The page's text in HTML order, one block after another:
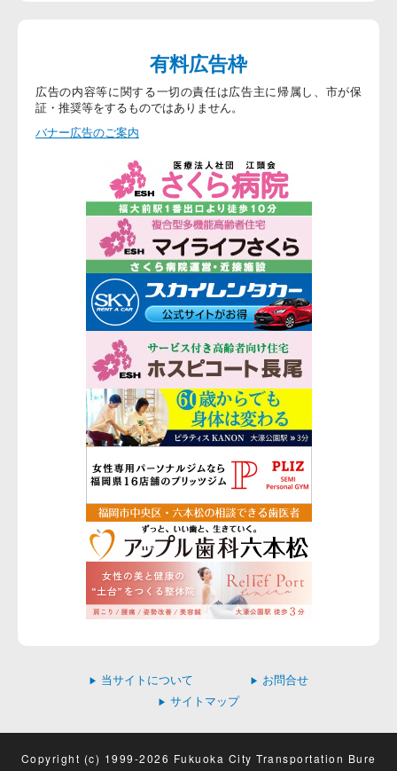
有料広告枠
広告の内容等に関する一切の責任は広告主に帰属し、市が保
証・推奨等をするものではありません。
バナー広告のご案内
▶ 当サイトについて ▶ お問合せ
▶ サイトマップ
Copyright (c) 1999-2026 Fukuoka City Transportation Bure